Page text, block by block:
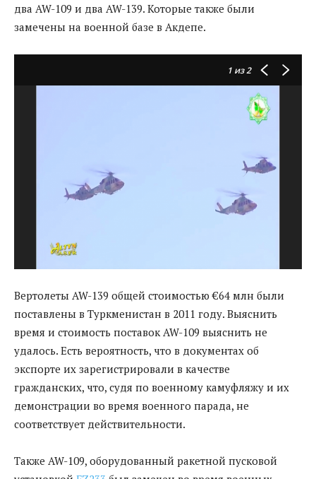
два AW-109 и два AW-139. Которые также были
замечены на военной базе в Акдепе.
1 из 2
Вертолеты AW-139 общей стоимостью €64 млн были
поставлены в Туркменистан в 2011 году. Выяснить
время и стоимость поставок AW-109 выяснить не
удалось. Есть вероятность, что в документах об
экспорте их зарегистрировали в качестве
гражданских, что, судя по военному камуфляжу и их
демонстрации во время военного парада, не
соответствует действительности.
Также AW-109, оборудованный ракетной пусковой